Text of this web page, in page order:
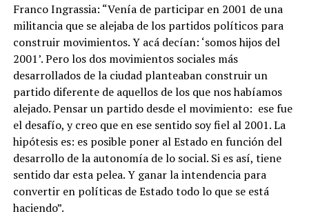
Franco Ingrassia: “Venía de participar en 2001 de una
militancia que se alejaba de los partidos políticos para
construir movimientos. Y acá decían: ‘somos hijos del
2001’. Pero los dos movimientos sociales más
desarrollados de la ciudad planteaban construir un
partido diferente de aquellos de los que nos habíamos
alejado.Pensar un partido desde el movimiento: ese fue
el desafío, y creo que en ese sentido soy fiel al 2001. La
hipótesis es: es posible poner al Estado en función del
desarrollo de la autonomía de lo social. Si es así, tiene
sentido dar esta pelea. Y ganar la intendencia para
convertir en políticas de Estado todo lo que se está
haciendo”.